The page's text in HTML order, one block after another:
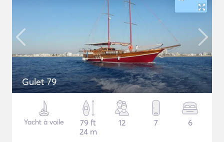
Gulet 79
Yacht à voile
79 ft
24 m
12 7 6